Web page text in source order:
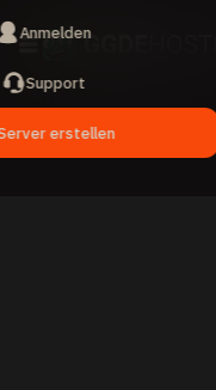
Anmelden
Support
erstellen